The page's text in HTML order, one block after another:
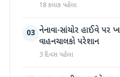
18 કલાક પહેલા
03 નેનાવા-સાંચોર હાઈવે પર
વાહનચાલકો પરેશાન
3 દિવસ પહેલા